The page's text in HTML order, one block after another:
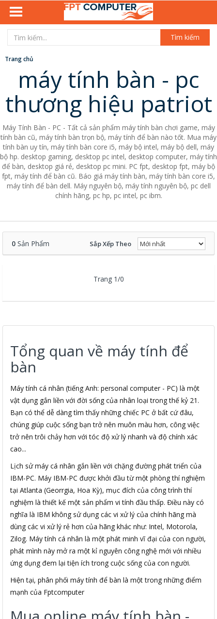
Tìm kiếm
Trang chủ
máy tính bàn - pc
thương hiệu patriot
Máy Tính Bàn - PC - Tất cả sản phẩm máy tính bàn chơi game, máy
tính bàn cũ, máy tính bàn trọn bộ, máy tính để bàn nào tốt. Mua máy
tính bàn uy tín, máy tính bàn core i5, máy bộ intel, máy bộ dell, máy
bộ hp. desktop gaming, desktop pc intel, desktop computer, máy tính
để bàn, desktop giá rẻ, desktop pc mini. PC fpt, desktop fpt, máy bộ
fpt, máy tính để bàn cũ. Báo giá máy tính bàn, máy tính bàn core i5,
máy tính để bàn dell. Máy nguyên bộ, máy tính nguyên bộ, pc dell
chính hãng, pc hp, pc intel, pc ibm.
0 Sản Phẩm Sắp Xếp Theo
Trang 1/0
Tổng quan về máy tính để
bàn
Máy tính cá nhân (tiếng Anh: personal computer - PC) là một
vật dụng gắn liền với đời sống của nhân loại trong thế kỷ 21.
Bạn có thể dễ dàng tìm thấy những chiếc PC ở bất cứ đâu,
chúng giúp cuộc sống bạn trở nên muôn màu hơn, công việc
trở nên trôi chảy hơn với tóc độ xử lý nhanh và độ chính xác
cao...
Lịch sử máy cá nhân gắn liền với chặng đường phát triển của
IBM-PC. Máy IBM-PC được khởi đầu từ một phòng thí nghiệm
tại Atlanta (Georrgia, Hoa Kỳ), mục đích của công trình thí
nghiệm là thiết kế một sản phẩm vi tính đầu thấp. Điều này có
nghĩa là IBM không sử dụng các vi xử lý của chính hãng mà
dùng các vi xử lý rẻ hơn của hãng khác như: Intel, Motorola,
Zilog. Máy tính cá nhân là một phát minh vĩ đại của con người,
phát mình này mở ra một kỉ nguyên công nghệ mới với nhiều
ứng dụng đem lại tiện ích trong cuộc sống của con người.
Hiện tại, phân phối máy tính để bàn là một trong những điểm
mạnh của Fptcomputer